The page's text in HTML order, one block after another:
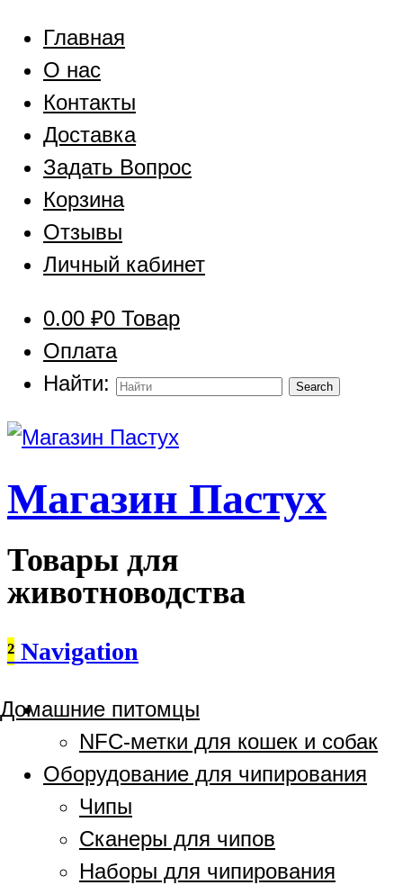
Главная
О нас
Контакты
Доставка
Задать Вопрос
Корзина
Отзывы
Личный кабинет
0.00 ₽0 Товар
Оплата
Найти:
Магазин Пастух
Товары для
животноводства
² Navigation
Домашние питомцы
NFC-метки для кошек и собак
Оборудование для чипирования
Чипы
Сканеры для чипов
Наборы для чипирования